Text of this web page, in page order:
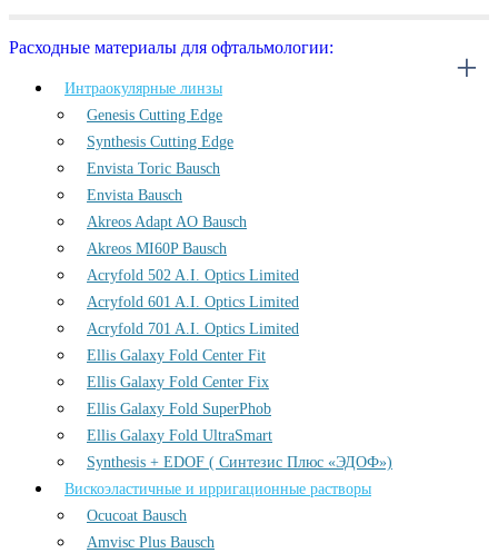
Расходные материалы для офтальмологии:
Интраокулярные линзы
Genesis Cutting Edge
Synthesis Cutting Edge
Envista Toric Bausch
Envista Bausch
Akreos Adapt AO Bausch
Akreos MI60P Bausch
Acryfold 502 A.I. Optics Limited
Acryfold 601 A.I. Optics Limited
Acryfold 701 A.I. Optics Limited
Ellis Galaxy Fold Center Fit
Ellis Galaxy Fold Center Fix
Ellis Galaxy Fold SuperPhob
Ellis Galaxy Fold UltraSmart
Synthesis + EDOF ( Синтезис Плюс «ЭДОФ»)
Вискоэластичные и ирригационные растворы
Ocucoat Bausch
Amvisc Plus Bausch